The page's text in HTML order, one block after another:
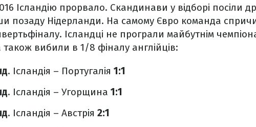
Ісландію прорвало. Скандинави у відборі посіли
позаду Нідерланди. На самому Євро команда
Ісландці не програли майбутнім
також вибили в 1/8 фіналу англійців:
. Ісландія – Португалія 1:1
. Ісландія – Угорщина 1:1
. Ісландія – Австрія 2:1